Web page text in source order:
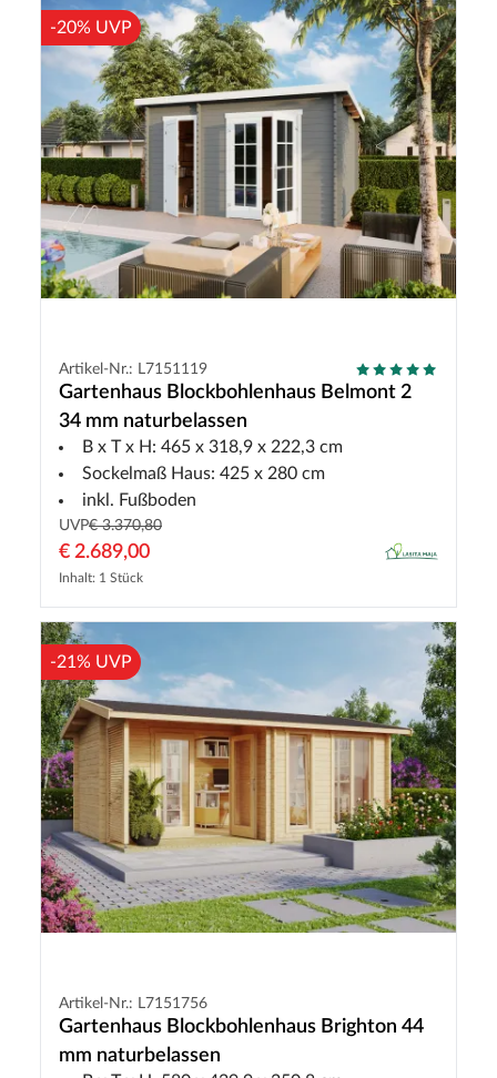
-20% UVP
Artikel-Nr.: L7151119
Gartenhaus Blockbohlenhaus Belmont 2
34 mm naturbelassen
B x T x H: 465 x 318,9 x 222,3 cm
Sockelmaß Haus: 425 x 280 cm
inkl. Fußboden
UVP€ 3.370,80
€ 2.689,00
Inhalt: 1 Stück
-21% UVP
Artikel-Nr.: L7151756
Gartenhaus Blockbohlenhaus Brighton 44
mm naturbelassen